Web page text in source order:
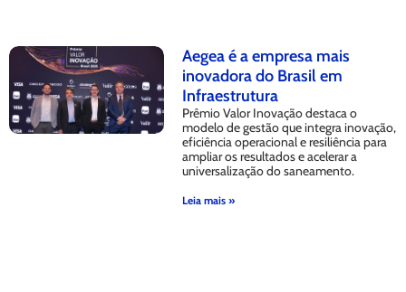
Aegea é a empresa mais
inovadora do Brasil em
Infraestrutura
Prêmio Valor Inovação destaca o
modelo de gestão que integra inovação,
eficiência operacional e resiliência para
ampliar os resultados e acelerar a
universalização do saneamento.
Leia mais »